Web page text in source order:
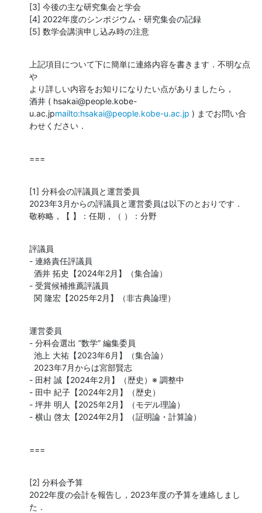
[3] 今後の主な研究集会と学会
[4] 2022年度のシンポジウム・研究集会の記録
[5] 数学会講演申し込み時の注意
上記項目について下に簡単に連絡内容を書きます．不明な点
や
より詳しい内容をお知りになりたい点がありましたら，
酒井 ( hsakai@people.kobe-
u.ac.jpmailto:hsakai@people.kobe-u.ac.jp ) までお問い合
わせください．
===
[1] 分科会の評議員と運営委員
2023年3月からの評議員と運営委員は以下のとおりです．
敬称略，【 】：任期，（ ）：分野
評議員
- 連絡責任評議員
- 受賞候補推薦評議員
  関 隆宏【2025年2月】（非古典論理）
運営委員
- 分科会選出 “数学” 編集委員
- 田村 誠【2024年2月】（歴史）※ 調整中
- 田中 紀子【2024年2月】（歴史）
- 坪井 明人【2025年2月】（モデル理論）
- 横山 啓太【2024年2月】（証明論・計算論）
===
[2] 分科会予算
2022年度の会計を報告し，2023年度の予算を連絡しまし
た．